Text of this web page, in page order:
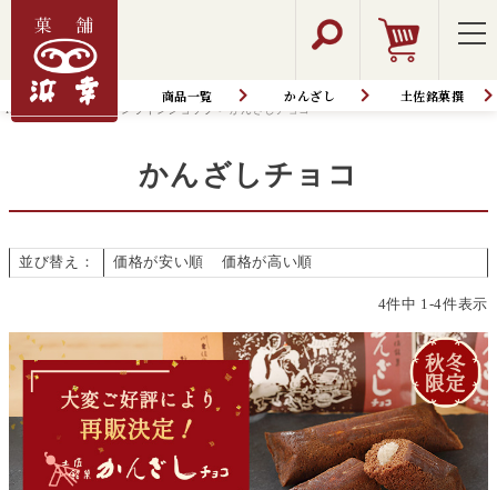
商品一覧 かんざし 土佐銘菓撰
HOME 商品一覧│オンラインショップ かんざしチョコ
かんざしチョコ
並び替え 価格が安い順 価格が高い順
4件中 1-4件表示